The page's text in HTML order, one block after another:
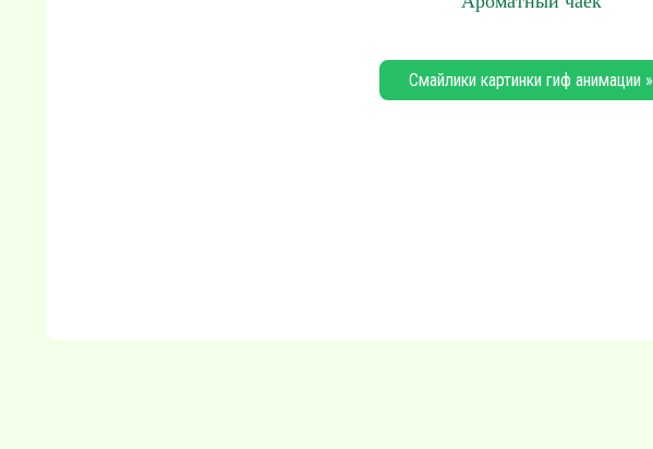
Смайлики картинки гиф анимации »